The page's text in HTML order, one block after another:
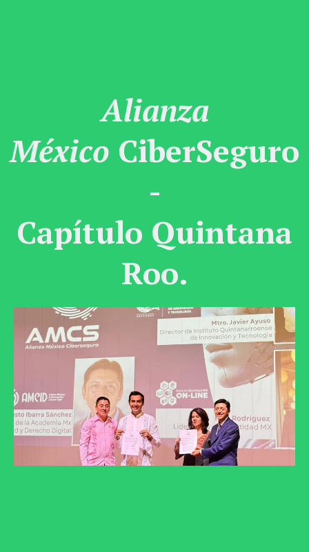
Alianza
México CiberSeguro
-
Capítulo Quintana
Roo.